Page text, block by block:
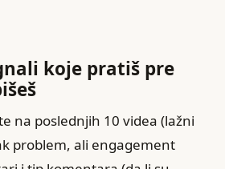
koje pratiš pre
na poslednjih 10 videa (lažni
problem, ali engagement